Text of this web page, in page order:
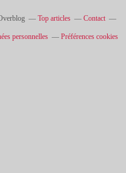
Top articles Contact
personnelles Préférences cookies